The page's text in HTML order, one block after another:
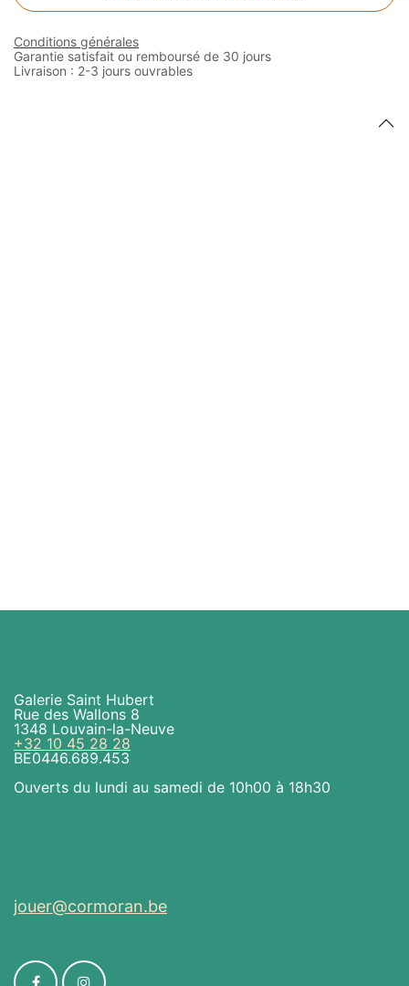
Conditions générales
Garantie satisfait ou remboursé de 30 jours
Livraison : 2-3 jours ouvrables
Galerie Saint Hubert
Rue des Wallons 8
1348 Louvain-la-Neuve
+32 10 45 28 28
BE0446.689.453
Ouverts du lundi au samedi de 10h00 à 18h30
jouer@cormoran.be